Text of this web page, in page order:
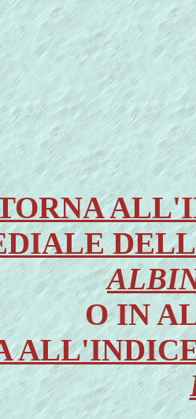
O IN